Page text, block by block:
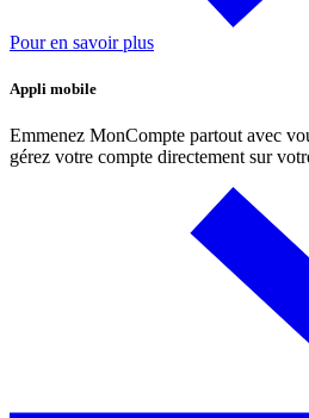
Pour en savoir plus
Appli mobile
Emmenez MonCompte partout avec
gérez votre compte directement sur